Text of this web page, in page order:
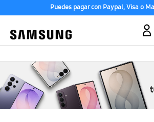
Puedes pagar con Paypal, Visa o